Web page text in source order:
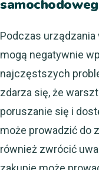
Podczas urządzania
mogą negatywnie
najczęstszych
zdarza się, że
poruszanie się i
może prowadzić do
również zwrócić